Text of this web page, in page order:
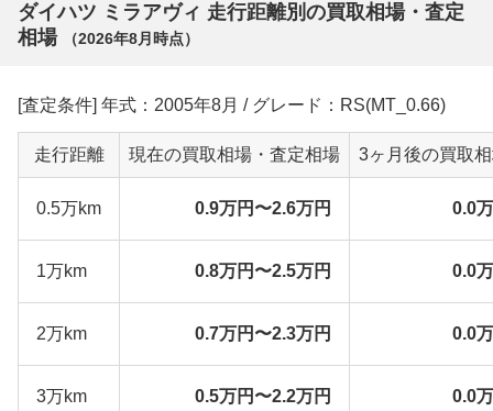
ダイハツ ミラアヴィ 走行距離別の買取相場・査定
相場
（2026年8月 時点）
[査定条件] 年式：2005年8月 / グレード：RS(MT_0.66)
走行距離 現在の買取相場・査定相場 3ヶ月後の買取
0.5万km 0.9万円〜2.6万円 0.0
1万km 0.8万円〜2.5万円 0.0
2万km 0.7万円〜2.3万円 0.0
3万km 0.5万円〜2.2万円 0.0